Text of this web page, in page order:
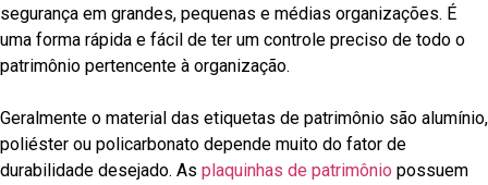
segurança em grandes, pequenas e médias organizações. É
uma forma rápida e fácil de ter um controle preciso de todo o
patrimônio pertencente à organização.
Geralmente o material das etiquetas de patrimônio são alumínio,
poliéster ou policarbonato depende muito do fator de
durabilidade desejado. As plaquinhas de patrimônio possuem